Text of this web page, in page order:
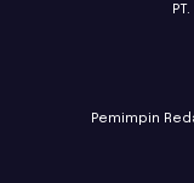
Pemimpin